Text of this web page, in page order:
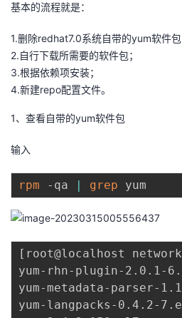
基本的流程就是：
1.删除redhat7.0系统自带的yum软件包
2.自行下载所需要的软件包；
3.根据依赖项安装；
4.新建repo配置文件。
1、查看自带的yum软件包
输入
rpm -qa grep
[ root@localhost
yum-rhn-plugin-2.0.1-
yum-metadata-parser-
yum-langpacks-0.4.2-